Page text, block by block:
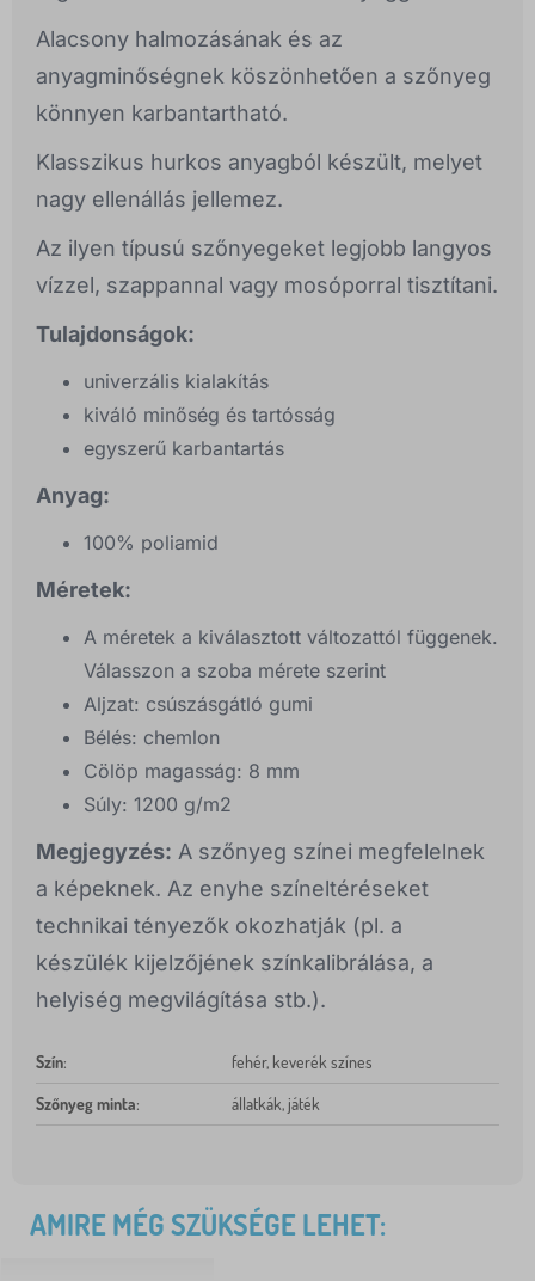
Alacsony halmozásának és az
anyagminőségnek köszönhetően a szőnyeg
könnyen karbantartható.
Klasszikus hurkos anyagból készült, melyet
nagy ellenállás jellemez.
Az ilyen típusú szőnyegeket legjobb langyos
vízzel, szappannal vagy mosóporral tisztítani.
Tulajdonságok:
univerzális kialakítás
kiváló minőség és tartósság
egyszerű karbantartás
Anyag:
100% poliamid
Méretek:
A méretek a kiválasztott változattól függenek.
Válasszon a szoba mérete szerint
Aljzat: csúszásgátló gumi
Bélés: chemlon
Cölöp magasság: 8 mm
Súly: 1200 g/m2
Megjegyzés: A szőnyeg színei megfelelnek
a képeknek. Az enyhe színeltéréseket
technikai tényezők okozhatják (pl. a
készülék kijelzőjének színkalibrálása, a
helyiség megvilágítása stb.).
Szín: fehér, keverék színes
Szőnyeg minta: állatkák, játék
AMIRE MÉG SZÜKSÉGE LEHET: